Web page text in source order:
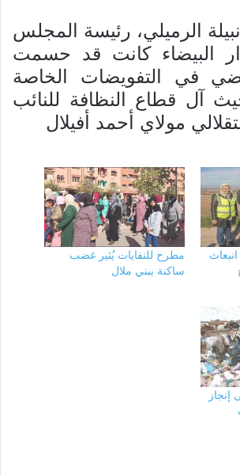
الرميلي، رئيسة المجلس
البيضاء كانت قد حسمت
في التفويضات الخاصة
آل قطاع النظافة للنائب
مولاي أحمد أفيلال
مطرح للنفايات يُثير غضب
ساكنة ببني ملال
إنجاز